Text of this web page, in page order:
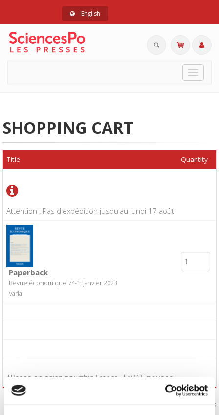
English
Toggle
SHOPPING CART
Attention ! Pas d'expédition jusqu'au lundi 17 août
Title Quantity
Paperback
Revue économique 74-1, janvier 2023
Varia
*Based on shipping within France. **VAT included.
I accept theConditions of Sale: Yes